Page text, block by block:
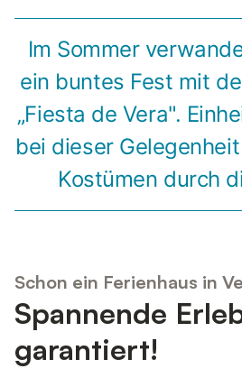
Im Sommer
ein buntes Fest mit
„Fiesta de Vera".
bei dieser
Kostümen durch
Schon ein Ferienhaus in
Spannende
garantiert!